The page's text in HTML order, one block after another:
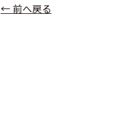
← 前へ戻る